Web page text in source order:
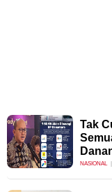
Tak
NASIONAL